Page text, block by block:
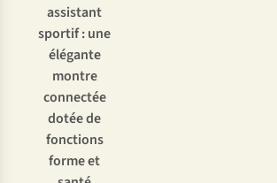
assistant
sportif : une
élégante
montre
connectée
dotée de
fonctions
forme et